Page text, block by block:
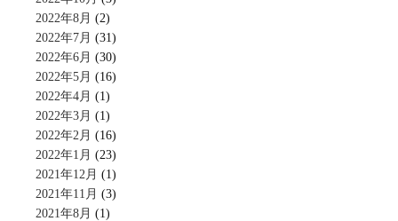
2022年8月 (2)
2022年7月 (31)
2022年6月 (30)
2022年5月 (16)
2022年4月 (1)
2022年3月 (1)
2022年2月 (16)
2022年1月 (23)
2021年12月 (1)
2021年11月 (3)
2021年8月 (1)